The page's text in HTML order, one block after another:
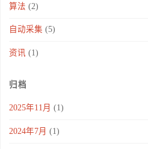
算法 (2)
自动采集 (5)
资讯 (1)
归档
2025年11月 (1)
2024年7月 (1)